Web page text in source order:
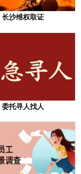
长沙维权取证
委托寻人找人